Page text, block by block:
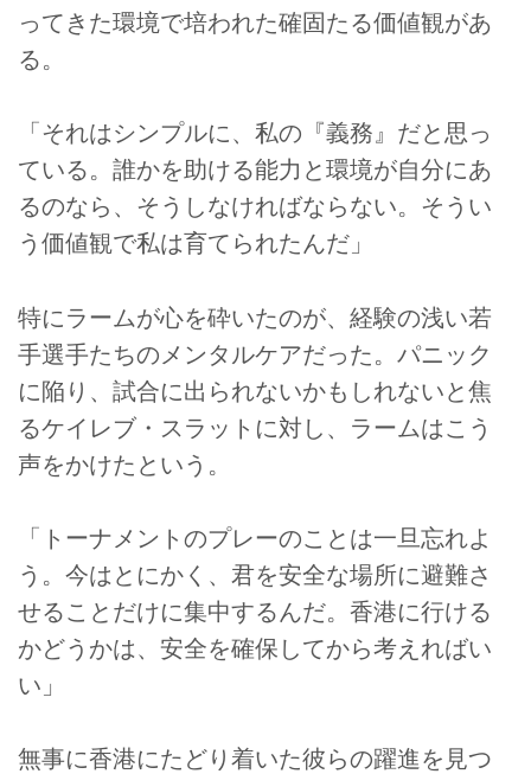
ってきた環境で培われた確固たる価値観があ
る。
「それはシンプルに、私の『義務』だと思っ
ている。誰かを助ける能力と環境が自分にあ
るのなら、そうしなければならない。そうい
う価値観で私は育てられたんだ」
特にラームが心を砕いたのが、経験の浅い若
手選手たちのメンタルケアだった。パニック
に陥り、試合に出られないかもしれないと焦
るケイレブ・スラットに対し、ラームはこう
声をかけたという。
「トーナメントのプレーのことは一旦忘れよ
う。今はとにかく、君を安全な場所に避難さ
せることだけに集中するんだ。香港に行ける
かどうかは、安全を確保してから考えればい
い」
無事に香港にたどり着いた彼らの躍進を見つ